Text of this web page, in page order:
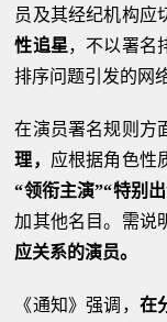
员及其经纪机构应
性追星，不以署名
排序问题引发的网
在演员署名规则方
理， 应根据角色性
“领衔主演”“特别
加其他名目。需说
应关系的演员。
《通知》强调， 在